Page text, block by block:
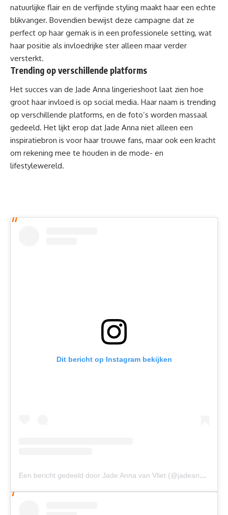
natuurlijke flair en de verfijnde styling maakt haar een echte
blikvanger. Bovendien bewijst deze campagne dat ze
perfect op haar gemak is in een professionele setting, wat
haar positie als invloedrijke ster alleen maar verder
versterkt.
Trending op verschillende platforms
Het succes van de Jade Anna lingerieshoot laat zien hoe
groot haar invloed is op social media. Haar naam is trending
op verschillende platforms, en de foto’s worden massaal
gedeeld. Het lijkt erop dat Jade Anna niet alleen een
inspiratiebron is voor haar trouwe fans, maar ook een kracht
om rekening mee te houden in de mode- en
lifestylewereld.
Dit bericht op Instagram bekijken
Een bericht gedeeld door Jade Anna van Vliet (@jadeanna)